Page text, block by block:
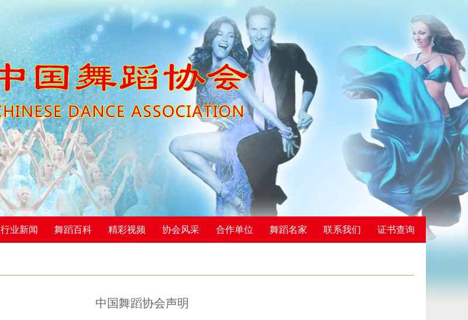
行业新闻 舞蹈百科 精彩视频 协会风采 合作单位 舞蹈名家 联系我们 证书查询
中国舞蹈协会声明